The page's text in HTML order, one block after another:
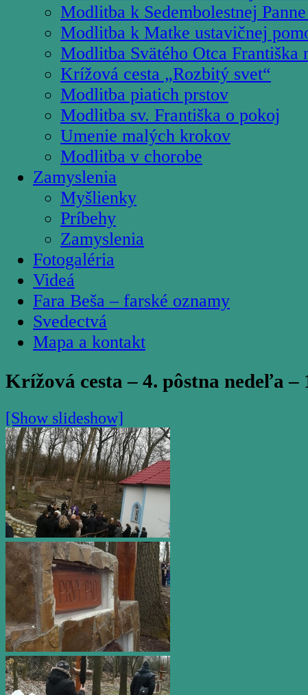
Modlitba k Sedembolestnej
Modlitba k Matke ustavičnej
Modlitba Svätého Otca Františka
Krížová cesta „Rozbitý svet“
Modlitba piatich prstov
Modlitba sv. Františka o pokoj
Umenie malých krokov
Modlitba v chorobe
Zamyslenia
Myšlienky
Príbehy
Zamyslenia
Fotogaléria
Videá
Fara Beša – farské oznamy
Svedectvá
Mapa a kontakt
Krížová cesta – 4. pôstna nedeľa –
[Show slideshow]